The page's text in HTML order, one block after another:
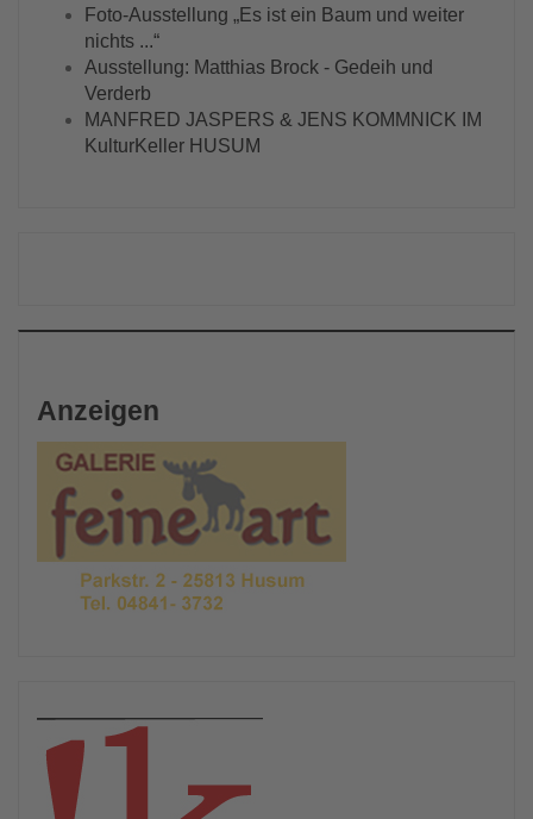
Foto-Ausstellung „Es ist ein Baum und weiter
nichts ...“
Ausstellung: Matthias Brock - Gedeih und
Verderb
MANFRED JASPERS & JENS KOMMNICK IM
KulturKeller HUSUM
Anzeigen